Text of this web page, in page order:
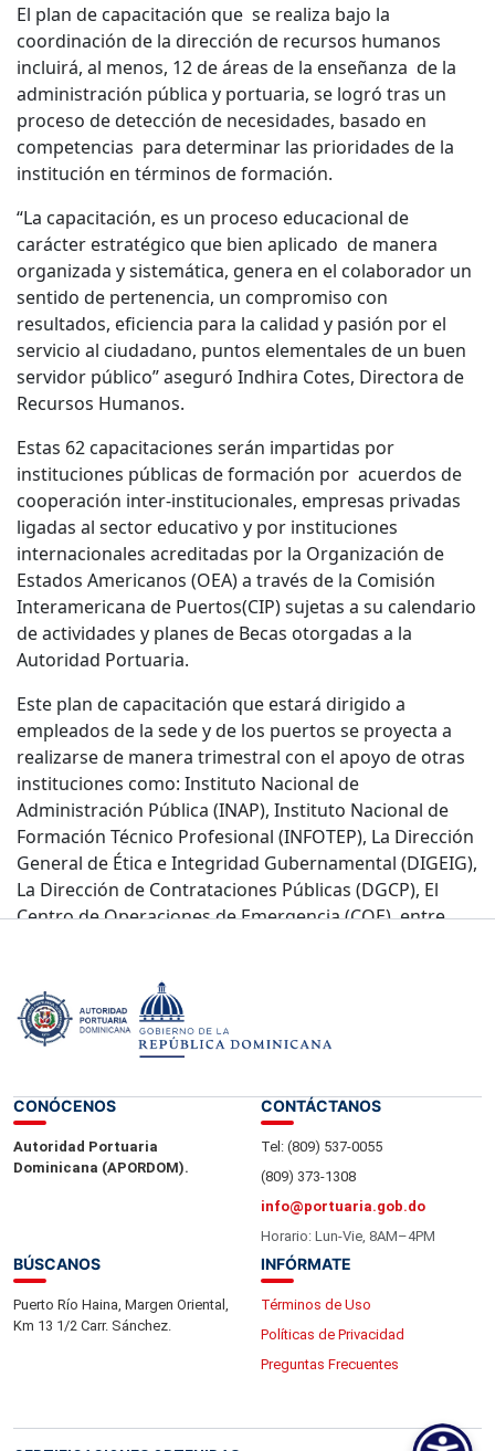
El plan de capacitación que se realiza bajo la
coordinación de la dirección de recursos humanos
incluirá, al menos, 12 de áreas de la enseñanza de la
administración pública y portuaria, se logró tras un
proceso de detección de necesidades, basado en
competencias para determinar las prioridades de la
institución en términos de formación.
“La capacitación, es un proceso educacional de
carácter estratégico que bien aplicado de manera
organizada y sistemática, genera en el colaborador un
sentido de pertenencia, un compromiso con
resultados, eficiencia para la calidad y pasión por el
servicio al ciudadano, puntos elementales de un buen
servidor público” aseguró Indhira Cotes, Directora de
Recursos Humanos.
Estas 62 capacitaciones serán impartidas por
instituciones públicas de formación por acuerdos de
cooperación inter-institucionales, empresas privadas
ligadas al sector educativo y por instituciones
internacionales acreditadas por la Organización de
Estados Americanos (OEA) a través de la Comisión
Interamericana de Puertos(CIP) sujetas a su calendario
de actividades y planes de Becas otorgadas a la
Autoridad Portuaria.
Este plan de capacitación que estará dirigido a
empleados de la sede y de los puertos se proyecta a
realizarse de manera trimestral con el apoyo de otras
instituciones como: Instituto Nacional de
Administración Pública (INAP), Instituto Nacional de
Formación Técnico Profesional (INFOTEP), La Dirección
General de Ética e Integridad Gubernamental (DIGEIG),
La Dirección de Contrataciones Públicas (DGCP), El
Centro de Operaciones de Emergencia (COE), entre
CONÓCENOS
Autoridad Portuaria
Dominicana (APORDOM).
CONTÁCTANOS
Tel: (809) 537-0055
(809) 373-1308
info@portuaria.gob.do
Horario: Lun-Vie, 8AM–4PM
BÚSCANOS
Puerto Río Haina, Margen Oriental,
Km 13 1/2 Carr. Sánchez.
INFÓRMATE
Términos de Uso
Políticas de Privacidad
Preguntas Frecuentes